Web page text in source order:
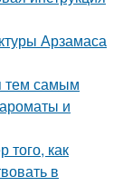
Арзамаса
тем самым
и
того, как
в